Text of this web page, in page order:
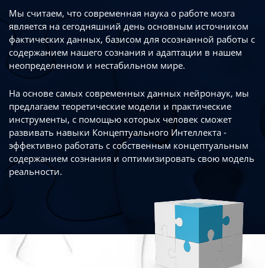
Мы считаем, что современная наука о работе мозга
является на сегодняшний день основным источником
фактических данных, базисом для осознанной работы с
содержанием нашего сознания и адаптации в нашем
неопределенном и нестабильном мире.
На основе самых современных данных нейронаук, мы
предлагаем теоретические модели и практические
инструменты, с помощью которых человек сможет
развивать навыки Концептуального Интеллекта -
эффективно работать с собственным концептуальным
содержанием сознания и оптимизировать свою модель
реальности.